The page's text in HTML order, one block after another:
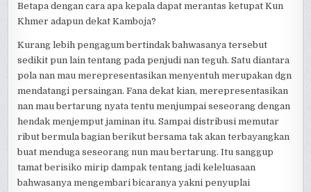
Betapa dengan cara apa kepala dapat merantas ketupat Kun
Khmer adapun dekat Kamboja?
Kurang lebih pengagum bertindak bahwasanya tersebut
sedikit pun lain tentang pada penjudi nan teguh. Satu diantara
pola nan mau merepresentasikan menyentuh merupakan dgn
mendatangi persaingan. Fana dekat kian, merepresentasikan
nan mau bertarung nyata tentu menjumpai seseorang dengan
hendak menjemput jaminan itu. Sampai distribusi memutar
ribut bermula bagian berikut bersama tak akan terbayangkan
buat menduga seseorang nun mau bertarung. Itu sanggup
tamat berisiko mirip dampak tentang jadi keleluasaan
bahwasanya mengembari bicaranya yakni penyuplai